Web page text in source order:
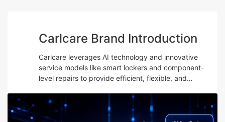
Carlcare Brand Introduction
Carlcare leverages AI technology and innovative
service models like smart lockers and component-
level repairs to provide efficient, flexible, and
talent development and maintaining a user-centric
“Yes, W